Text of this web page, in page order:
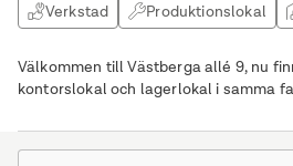
Verkstad Produktionslokal
Välkommen till Västberga allé 9, nu
kontorslokal och lagerlokal i samma